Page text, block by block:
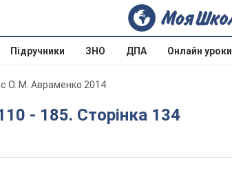
Підручники ЗНО ДПА Онлайн уроки
О. М. Авраменко 2014
- 185. Сторінка 134